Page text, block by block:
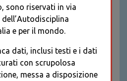
sono riservati in via
e per il mondo.
dati, inclusi testi e i dati
con scrupolosa
messa a disposizione